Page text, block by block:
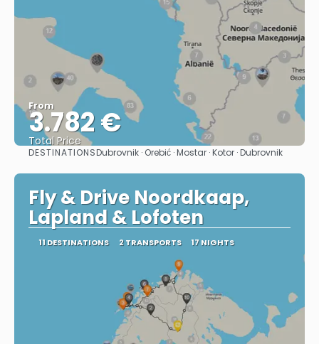
From
3.782 €
Total Price
See
DESTINATIONSDubrovnik · Orebić · Mostar · Kotor · Dubrovnik
Fly & Drive Noordkaap,
Lapland & Lofoten
11 DESTINATIONS 2 TRANSPORTS 17 NIGHTS